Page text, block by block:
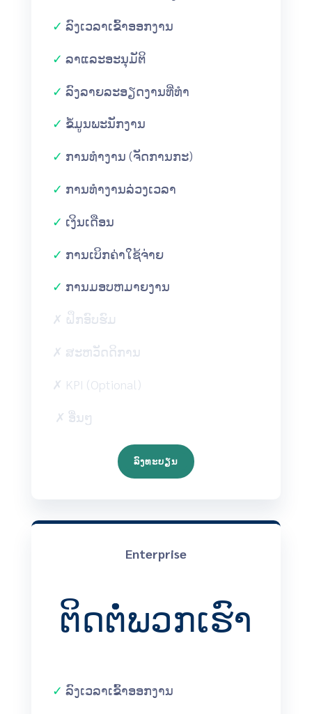
✓ ລົງເວລາເຂົ້າອອກງານ
✓ ລາແລະອະນຸມັຕິ
✓ ລົງລາຍລະອຽດງານທີ່ທໍາ
✓ ຂໍ້ມູນພະນັກງານ
✓ ການທຳງານ (ຈັດການກະ)
✓ ການທຳງານລ່ວງເວລາ
✓ ເງິນເດືອນ
✓ ການເບິກຄ່າໃຊ້ຈ່າຍ
✓ ການມອບຫມາຍງານ
✗ ຝຶກອົບຮົມ
✗ ສະຫວັດດິການ
✗ KPI (Optional)
✗ ອື່ນໆ
ລົງທະບຽນ
Enterprise
ຕິດຕໍ່ພວກເຮົາ
✓ ລົງເວລາເຂົ້າອອກງານ